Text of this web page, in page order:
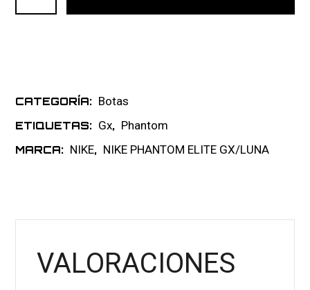
CATEGORÍA: Botas
ETIQUETAS: Gx, Phantom
MARCA: NIKE, NIKE PHANTOM ELITE GX/LUNA
VALORACIONES